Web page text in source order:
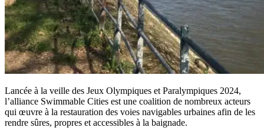
Lancée à la veille des Jeux Olympiques et Paralympiques 2024,
l’alliance Swimmable Cities est une coalition de nombreux acteurs
qui œuvre à la restauration des voies navigables urbaines afin de les
rendre sûres, propres et accessibles à la baignade.